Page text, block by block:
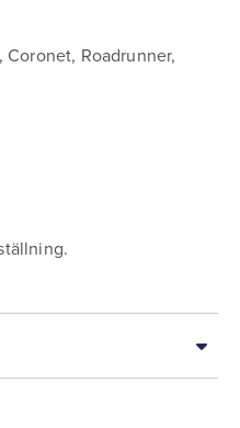
Coronet, Roadrunner,